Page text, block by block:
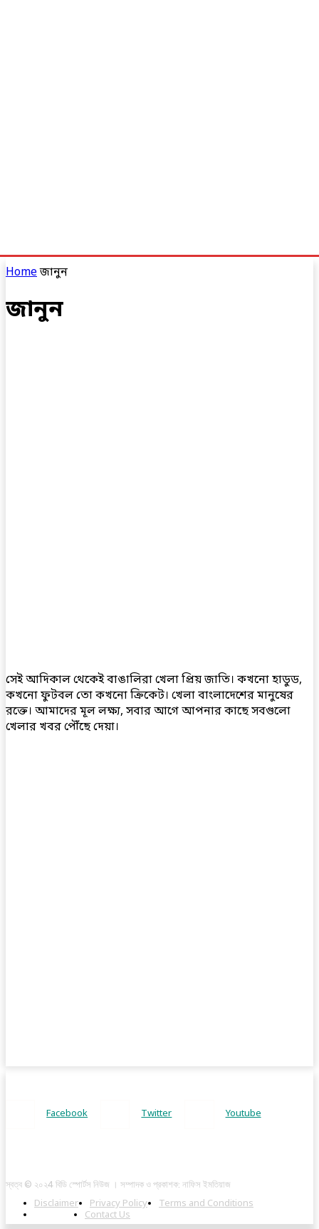
Homeজানুন
জানুন
সেই আদিকাল থেকেই বাঙালিরা খেলা প্রিয় জাতি। কখনো হাডুড,
কখনো ফুটবল তো কখনো ক্রিকেট। খেলা বাংলাদেশের মানুষের
রক্তে। আমাদের মূল লক্ষ্য, সবার আগে আপনার কাছে সবগুলো
খেলার খবর পৌঁছে দেয়া।
Facebook Twitter Youtube
স্বত্ব © ২০২4 বিডি স্পোর্টস নিউজ । সম্পাদক ও প্রকাশক: নাফিস ইমতিয়াজ
Disclaimer Privacy Policy
Terms and Conditions
Contact Us